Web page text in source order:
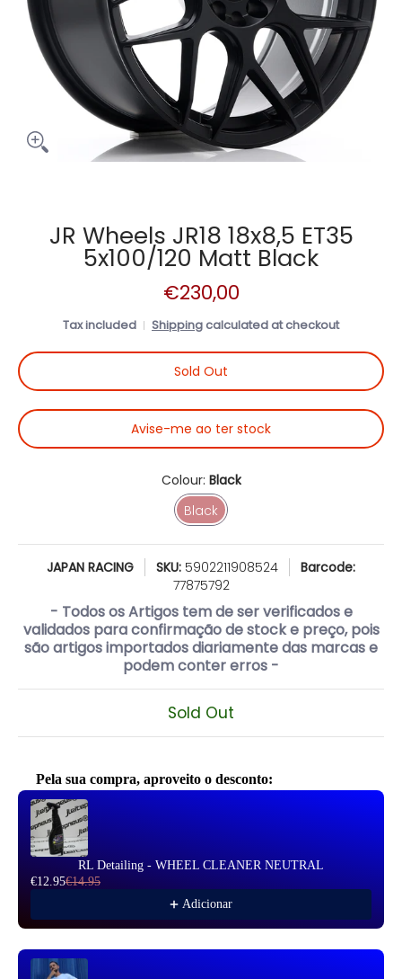
JR Wheels JR18 18x8,5 ET35
5x100/120 Matt Black
€230,00
Tax included Shipping calculated at checkout
Sold Out
Avise-me ao ter stock
Colour: Black
Black
Black
JAPAN RACING SKU: 5902211908524
Barcode:
77875792
- Todos os Artigos tem de ser verificados e
validados para confirmação de stock e preço, pois
são artigos importados diariamente das marcas e
podem conter erros -
Sold Out
Pela sua compra, aproveito o desconto:
Use the Previous and Next buttons to navigate through product
RL Detailing - WHEEL CLEANER NEUTRAL
€12.95€14.95
Adicionar